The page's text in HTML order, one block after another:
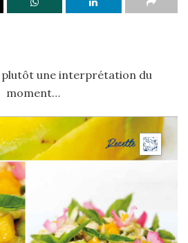
une interprétation du
moment…